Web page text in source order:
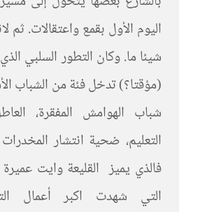
اليوم الأول بقمع واعتقالات.
شيئا ما. وكان التطور السلبي
(مؤقتا؟) تدخل فئة من الشباب
شباب الهوامش المفقرة،
التعليم، ضحية انتشار
فالذي يميز القليعة وايت
التي شهدت اكبر أعمال